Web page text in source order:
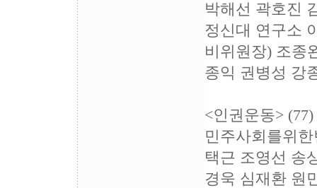
박해선 곽호진
정신대 연구소
비위원장) 조종
종익 권병성 강
<인권운동> (77)
민주사회를위
택근 조영선 송
경욱 심재환 원